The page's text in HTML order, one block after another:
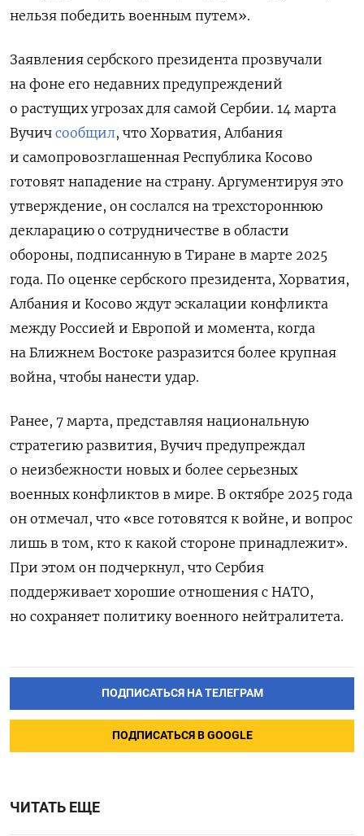
нельзя победить военным путем».
Заявления сербского президента прозвучали
на фоне его недавних предупреждений
о растущих угрозах для самой Сербии. 14 марта
Вучич сообщил, что Хорватия, Албания
и самопровозглашенная Республика Косово
готовят нападение на страну. Аргументируя это
утверждение, он сослался на трехстороннюю
декларацию о сотрудничестве в области
обороны, подписанную в Тиране в марте 2025
года. По оценке сербского президента, Хорватия,
Албания и Косово ждут эскалации конфликта
между Россией и Европой и момента, когда
на Ближнем Востоке разразится более крупная
война, чтобы нанести удар.
Ранее, 7 марта, представляя национальную
стратегию развития, Вучич предупреждал
о неизбежности новых и более серьезных
военных конфликтов в мире. В октябре 2025 года
он отмечал, что «все готовятся к войне, и вопрос
лишь в том, кто к какой стороне принадлежит».
При этом он подчеркнул, что Сербия
поддерживает хорошие отношения с НАТО,
но сохраняет политику военного нейтралитета.
ПОДПИСАТЬСЯ НА ТЕЛЕГРАМ
ПОДПИСАТЬСЯ В GOOGLE
ЧИТАТЬ ЕЩЕ